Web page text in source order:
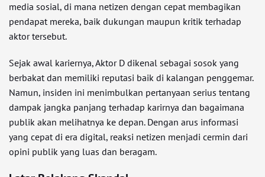
media sosial, di mana netizen dengan cepat membagikan
pendapat mereka, baik dukungan maupun kritik terhadap
aktor tersebut.
Sejak awal kariernya, Aktor D dikenal sebagai sosok yang
berbakat dan memiliki reputasi baik di kalangan penggemar.
Namun, insiden ini menimbulkan pertanyaan serius tentang
dampak jangka panjang terhadap karirnya dan bagaimana
publik akan melihatnya ke depan. Dengan arus informasi
yang cepat di era digital, reaksi netizen menjadi cermin dari
opini publik yang luas dan beragam.